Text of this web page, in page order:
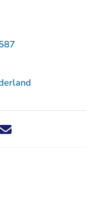
nieuwsbericht via X -
dit nieuwsbericht via
Deel dit nieuwsbericht
Deel dit